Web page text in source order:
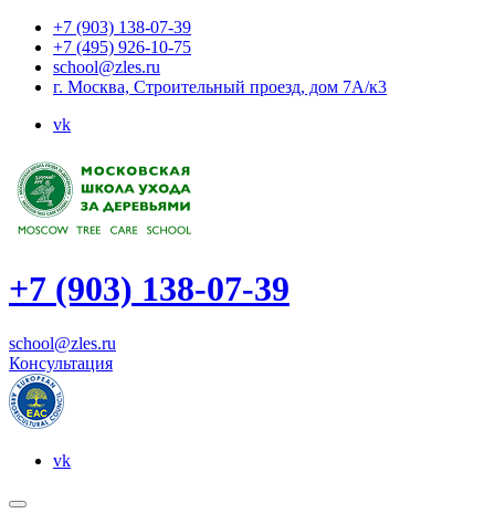
+7 (903) 138-07-39
+7 (495) 926-10-75
school@zles.ru
г. Москва, Строительный проезд, дом 7А/к3
vk
+7 (903) 138-07-39
school@zles.ru
Консультация
vk